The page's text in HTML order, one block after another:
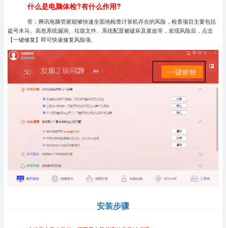
什么是电脑体检?有什么作用?
答：腾讯电脑管家能够快速全面地检查计算机存在的风险，检查项目主要包括
盗号木马、高危系统漏洞、垃圾文件、系统配置被破坏及篡改等，发现风险后，点击
【一键修复】即可快速修复风险项。
安装步骤